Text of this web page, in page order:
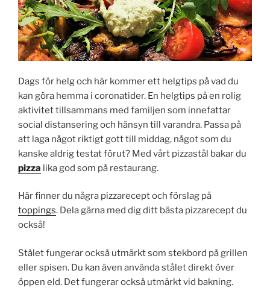
Dags för helg och här kommer ett helgtips på vad du
kan göra hemma i coronatider. En helgtips på en rolig
aktivitet tillsammans med familjen som innefattar
social distansering och hänsyn till varandra. Passa på
att laga något riktigt gott till middag, något som du
kanske aldrig testat förut? Med vårt pizzastål bakar du
pizza lika god som på restaurang.
Här finner du några pizzarecept och förslag på
toppings. Dela gärna med dig ditt bästa pizzarecept du
också!
Stålet fungerar också utmärkt som stekbord på grillen
eller spisen. Du kan även använda stålet direkt över
öppen eld. Det fungerar också utmärkt vid bakning.